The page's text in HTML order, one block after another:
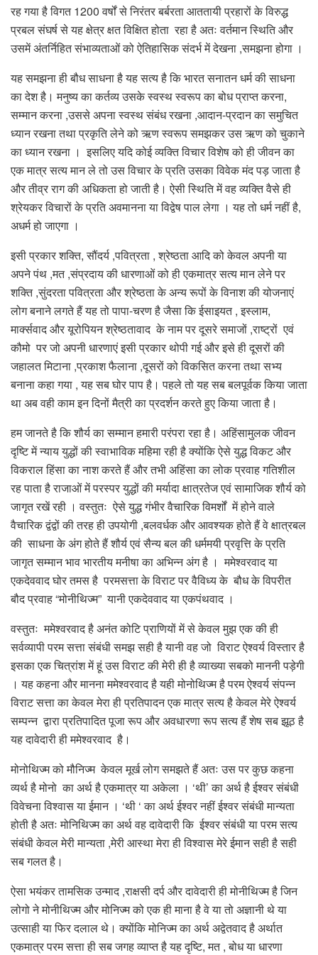
रह गया है विगत 1200 वर्षों से निरंतर बर्बरता आततायी प्रहारों के विरुद्ध
प्रबल संघर्ष से यह क्षेत्र क्षत विक्षित होता रहा है अतः वर्तमान स्थिति और
उसमें अंतर्निहित संभाव्यताओं को ऐतिहासिक संदर्भ में देखना ,समझना होगा ।
यह समझना ही बौध साधना है यह सत्य है कि भारत सनातन धर्म की साधना
का देश है। मनुष्य का कर्तव्य उसके स्वस्थ स्वरूप का बोध प्राप्त करना,
सम्मान करना ,उससे अपना स्वस्थ संबंध रखना ,आदान-प्रदान का समुचित
ध्यान रखना तथा प्रकृति लेने को ऋण स्वरूप समझकर उस ऋण को चुकाने
का ध्यान रखना । इसलिए यदि कोई व्यक्ति विचार विशेष को ही जीवन का
एक मात्र सत्य मान ले तो उस विचार के प्रति उसका विवेक मंद पड़ जाता है
और तीव्र राग की अधिकता हो जाती है। ऐसी स्थिति में वह व्यक्ति वैसे ही
श्रेयकर विचारों के प्रति अवमानना या विद्वेष पाल लेगा । यह तो धर्म नहीं है,
अधर्म हो जाएगा ।
इसी प्रकार शक्ति, सौंदर्य ,पवित्रता , श्रेष्ठता आदि को केवल अपनी या
अपने पंथ ,मत ,संप्रदाय की धारणाओं को ही एकमात्र सत्य मान लेने पर
शक्ति ,सुंदरता पवित्रता और श्रेष्ठता के अन्य रूपों के विनाश की योजनाएं
लोग बनाने लगते हैं यह तो पापा-चरण है जैसा कि ईसाइयत , इस्लाम,
मार्क्सवाद और यूरोपियन श्रेष्ठतावाद के नाम पर दूसरे समाजों ,राष्ट्रों एवं
कौमो पर जो अपनी धारणाएं इसी प्रकार थोपी गई और इसे ही दूसरों की
जहालत मिटाना ,प्रकाश फैलाना ,दूसरों को विकसित करना तथा सभ्य
बनाना कहा गया , यह सब घोर पाप है। पहले तो यह सब बलपूर्वक किया जाता
था अब वही काम इन दिनों मैत्री का प्रदर्शन करते हुए किया जाता है।
हम जानते है कि शौर्य का सम्मान हमारी परंपरा रहा है। अहिंसामुलक जीवन
दृष्टि में न्याय युद्धों की स्वाभाविक महिमा रही है क्योंकि ऐसे युद्ध विकट और
विकराल हिंसा का नाश करते हैं और तभी अहिंसा का लोक प्रवाह गतिशील
रह पाता है राजाओं में परस्पर युद्धों की मर्यादा क्षात्रतेज एवं सामाजिक शौर्य को
जागृत रखें रही । वस्तुतः ऐसे युद्ध गंभीर वैचारिक विमर्शों में होने वाले
वैचारिक द्वंद्वों की तरह ही उपयोगी ,बलवर्धक और आवश्यक होते हैं वे क्षात्रबल
की साधना के अंग होते हैं शौर्य एवं सैन्य बल की धर्ममयी प्रवृत्ति के प्रति
जागृत सम्मान भाव भारतीय मनीषा का अभिन्न अंग है । ममेश्वरवाद या
एकदेववाद घोर तमस है परमसत्ता के विराट पर वैविध्य के बौध के विपरीत
बौद प्रवाह “मोनीथिज्म” यानी एकदेववाद या एकपंथवाद ।
वस्तुतः ममेश्वरवाद है अनंत कोटि प्राणियों में से केवल मुझ एक की ही
सर्वव्यापी परम सत्ता संबंधी समझ सही है यानी वह जो विराट ऐश्वर्य विस्तार है
इसका एक चित्रांश में हूं उस विराट की मेरी ही है व्याख्या सबको माननी पड़ेगी
। यह कहना और मानना ममेश्वरवाद है यही मोनोथिज्म है परम ऐश्वर्य संपन्न
विराट सत्ता का केवल मेरा ही प्रतिपादन एक मात्र सत्य है केवल मेरे ऐश्वर्य
सम्पन्न द्वारा प्रतिपादित पूजा रूप और अवधारणा रूप सत्य हैं शेष सब झूठ है
यह दावेदारी ही ममेश्वरवाद है।
मोनोथिज्म को मौनिज्म केवल मूर्ख लोग समझते हैं अतः उस पर कुछ कहना
व्यर्थ है मोनो का अर्थ है एकमात्र या अकेला । ‘थी’ का अर्थ है ईश्वर संबंधी
विवेचना विश्वास या ईमान । ‘थी ‘ का अर्थ ईश्वर नहीं ईश्वर संबंधी मान्यता
होती है अतः मोनिथिज्म का अर्थ वह दावेदारी कि ईश्वर संबंधी या परम सत्य
संबंधी केवल मेरी मान्यता ,मेरी आस्था मेरा ही विश्वास मेरे ईमान सही है सही
सब गलत है।
ऐसा भयंकर तामसिक उन्माद ,राक्षसी दर्प और दावेदारी ही मोनीथिज्म है जिन
लोगो ने मोनीथिज्म और मोनिज्म को एक ही माना है वे या तो अज्ञानी थे या
उत्साही या फिर दलाल थे। क्योंकि मोनिज्म का अर्थ अद्वेतवाद है अर्थात
एकमात्र परम सत्ता ही सब जगह व्याप्त है यह दृष्टि, मत , बोध या धारणा